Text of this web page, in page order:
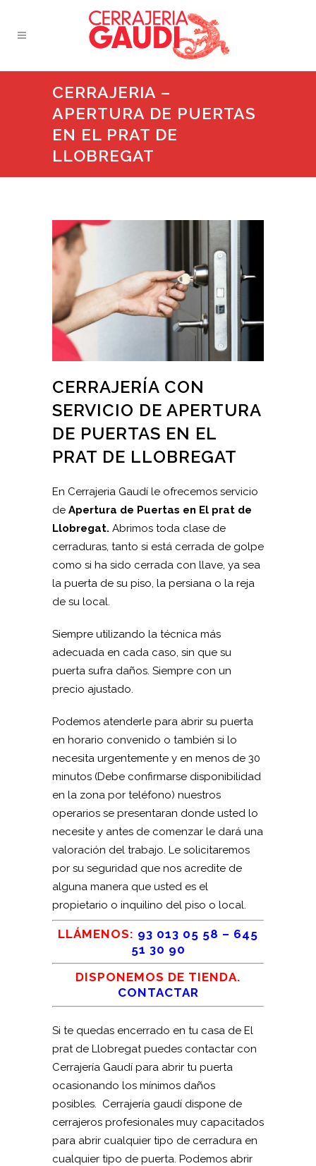
CERRAJERIA –
APERTURA DE PUERTAS
EN EL PRAT DE
LLOBREGAT
CERRAJERÍA CON
SERVICIO DE APERTURA
DE PUERTAS EN EL
PRAT DE LLOBREGAT
En Cerrajeria Gaudí le ofrecemos servicio
de Apertura de Puertas en El prat de
Llobregat. Abrimos toda clase de
cerraduras, tanto si está cerrada de golpe
como si ha sido cerrada con llave, ya sea
la puerta de su piso, la persiana o la reja
de su local.
Siempre utilizando la técnica más
adecuada en cada caso, sin que su
puerta sufra daños. Siempre con un
precio ajustado.
Podemos atenderle para abrir su puerta
en horario convenido o también si lo
necesita urgentemente y en menos de 30
minutos (Debe confirmarse disponibilidad
en la zona por teléfono) nuestros
operarios se presentaran donde usted lo
necesite y antes de comenzar le dará una
valoración del trabajo. Le solicitaremos
por su seguridad que nos acredite de
alguna manera que usted es el
propietario o inquilino del piso o local.
LLÁMENOS: 93 013 05 58 – 645
51 30 90
DISPONEMOS DE TIENDA.
CONTACTAR
Si te quedas encerrado en tu casa de El
prat de Llobregat puedes contactar con
Cerrajería Gaudí para abrir tu puerta
ocasionando los mínimos daños
posibles. Cerrajería gaudí dispone de
cerrajeros profesionales muy capacitados
para abrir cualquier tipo de cerradura en
cualquier tipo de puerta. Podemos abrir